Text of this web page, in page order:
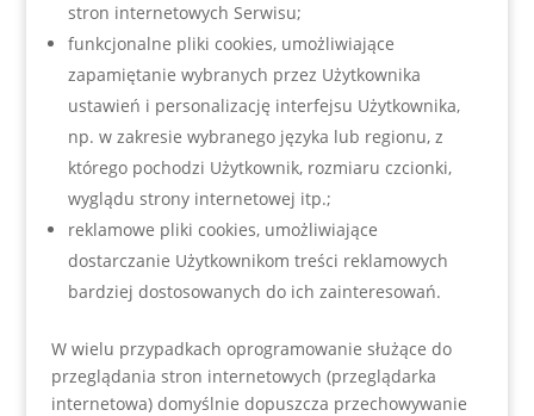
stron internetowych Serwisu;
funkcjonalne pliki cookies, umożliwiające
zapamiętanie wybranych przez Użytkownika
ustawień i personalizację interfejsu Użytkownika,
np. w zakresie wybranego języka lub regionu, z
którego pochodzi Użytkownik, rozmiaru czcionki,
wyglądu strony internetowej itp.;
reklamowe pliki cookies, umożliwiające
dostarczanie Użytkownikom treści reklamowych
bardziej dostosowanych do ich zainteresowań.
W wielu przypadkach oprogramowanie służące do
przeglądania stron internetowych (przeglądarka
internetowa) domyślnie dopuszcza przechowywanie